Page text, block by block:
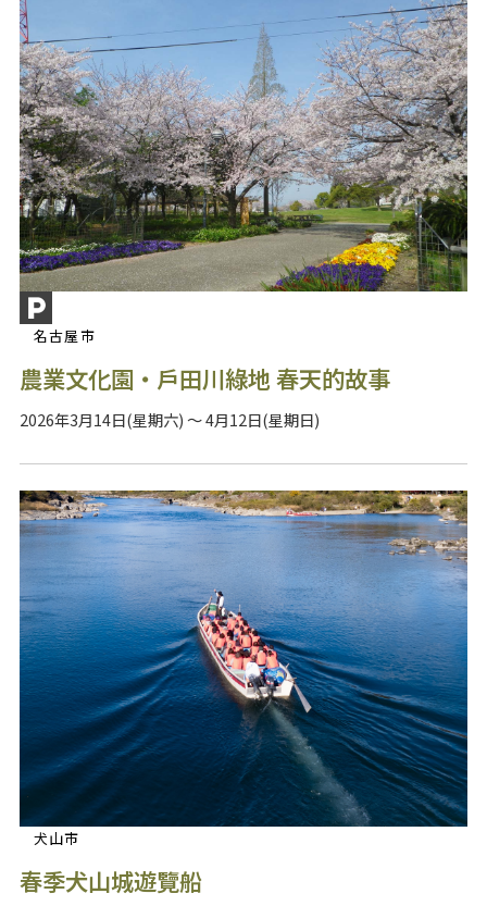
名古屋市
農業文化園・戶田川綠地 春天的故事
2026年3月14日(星期六) ～ 4月12日(星期日)
犬山市
春季犬山城遊覽船